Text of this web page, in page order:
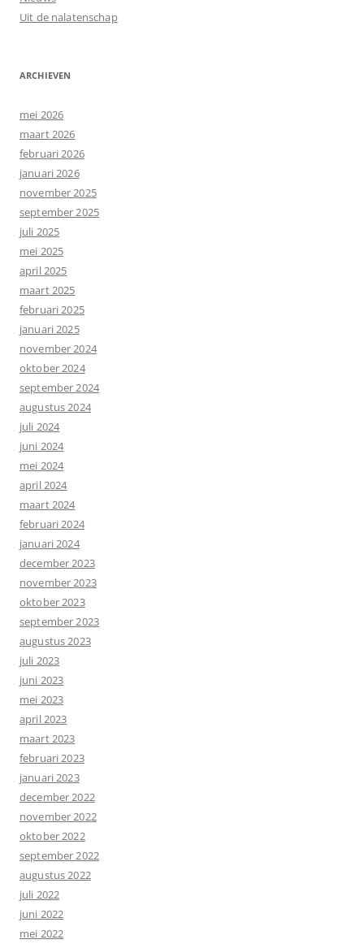
Uit de nalatenschap
ARCHIEVEN
mei 2026
maart 2026
februari 2026
januari 2026
november 2025
september 2025
juli 2025
mei 2025
april 2025
maart 2025
februari 2025
januari 2025
november 2024
oktober 2024
september 2024
augustus 2024
juli 2024
juni 2024
mei 2024
april 2024
maart 2024
februari 2024
januari 2024
december 2023
november 2023
oktober 2023
september 2023
augustus 2023
juli 2023
juni 2023
mei 2023
april 2023
maart 2023
februari 2023
januari 2023
december 2022
november 2022
oktober 2022
september 2022
augustus 2022
juli 2022
juni 2022
mei 2022